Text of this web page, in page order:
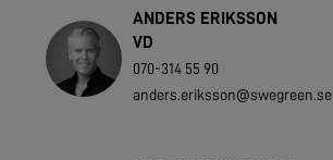
ANDERS ERIKSSON
VD
070-314 55 90
anders.eriksson@swegreen.se